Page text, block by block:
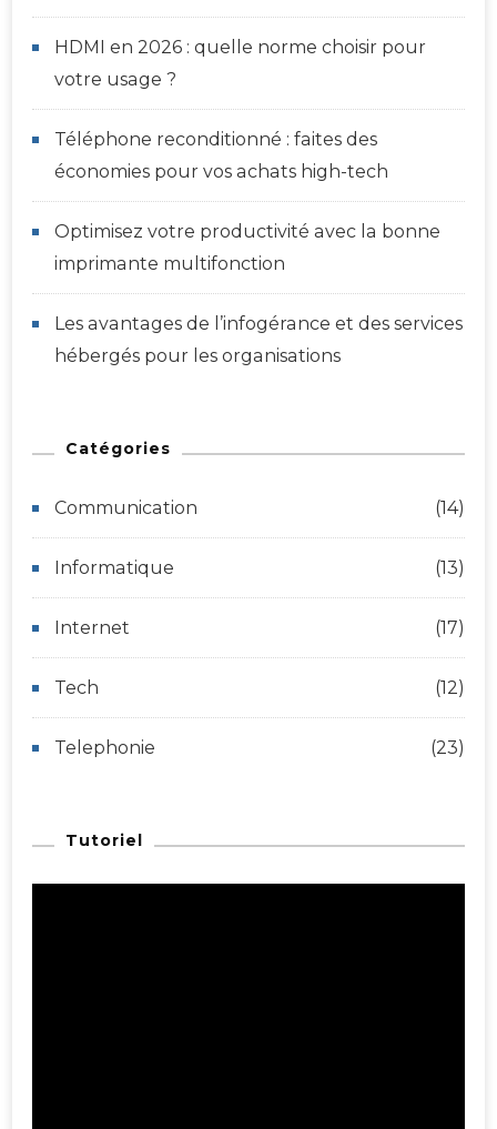
HDMI en 2026 : quelle norme choisir pour
votre usage ?
Téléphone reconditionné : faites des
économies pour vos achats high-tech
Optimisez votre productivité avec la bonne
imprimante multifonction
Les avantages de l’infogérance et des services
hébergés pour les organisations
Catégories
Communication (14)
Informatique (13)
Internet (17)
Tech (12)
Telephonie (23)
Tutoriel